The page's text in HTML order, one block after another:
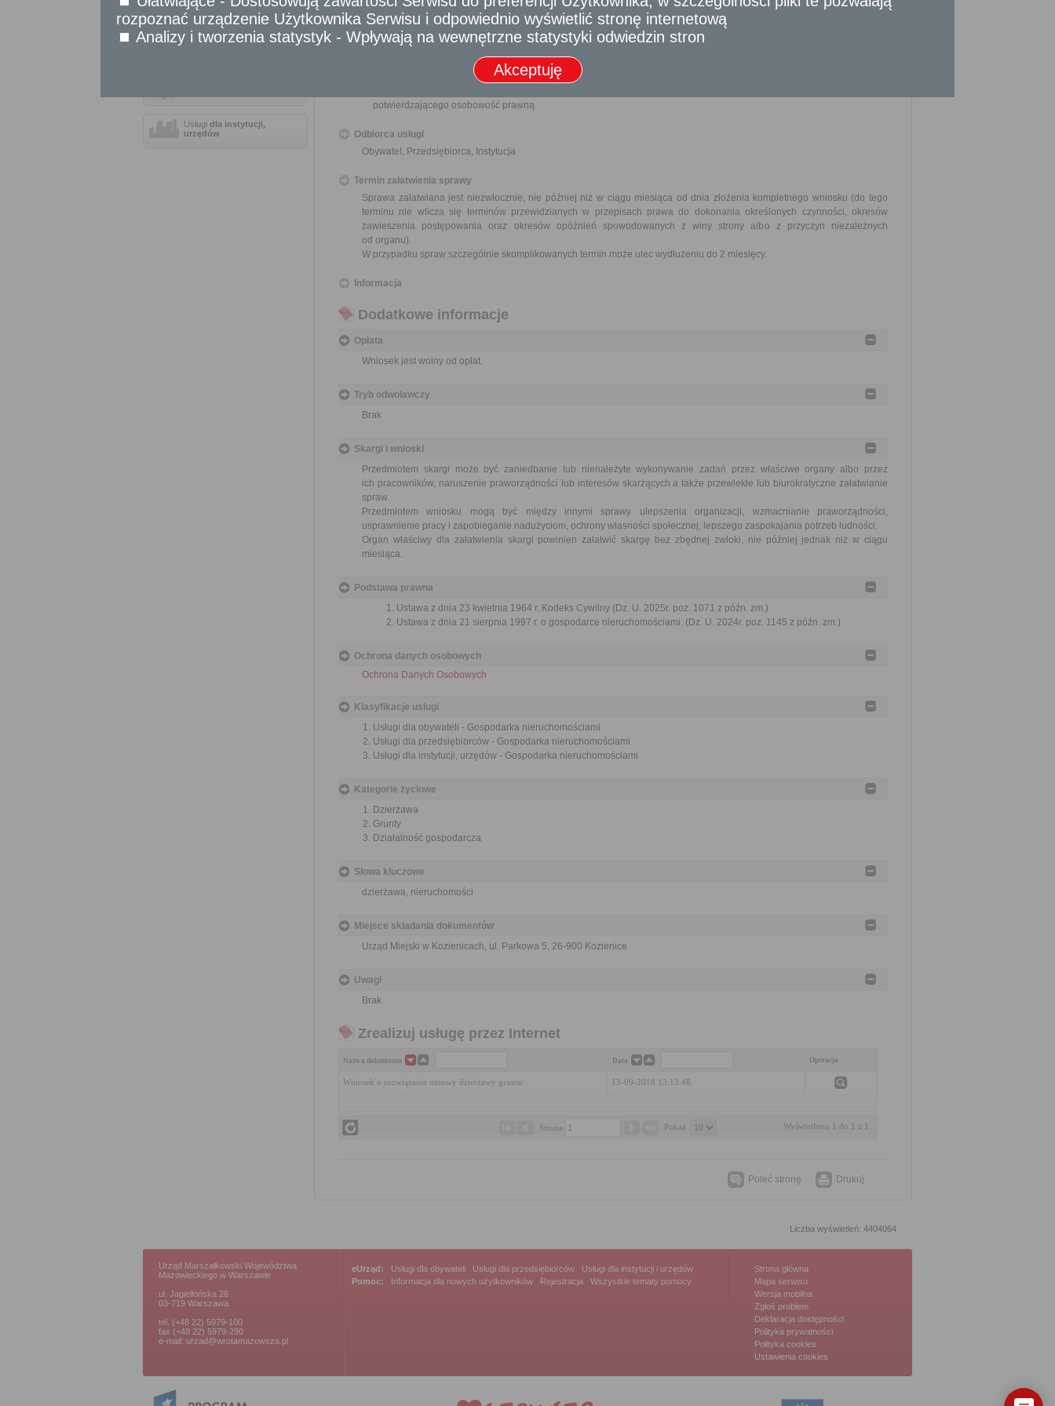
Sprawy komunikacyjne
Sprawy obywatelskie
Udostępnianie informacji publicznej
Usługi dla instytucji,
urzędów
Wniosek o rozwiązanie umowy dzierżawy przez upływem okresu na jaki została zawarta powinien zawierać
uzasadnienie/ Wypowiedzenie umowy dzierżawy (na zasadach określonych w umowie).
W przypadku spółki cywilnej do wniosku należy dołączyć kserokopię umowy.
W przypadku Partii politycznej do wniosku należy dołączyć - kserokopię wyciągu z księgi ewidencji partii politycznych.
W przypadku osób fizycznych do wniosku należy dołączyć dokument potwierdzający prowadzenie działalności
gospodarczej nie starszy niż 3 miesiące.
potwierdzającego osobowość prawną.
Odbiorca usługi
Obywatel, Przedsiębiorca, Instytucja
Termin załatwienia sprawy
Sprawa załatwiana jest niezwłocznie, nie później niż w ciągu miesiąca od dnia złożenia kompletnego wniosku (do tego
terminu nie wlicza się terminów przewidzianych w przepisach prawa do dokonania określonych czynności, okresów
zawieszenia postępowania oraz okresów opóźnień spowodowanych z winy strony albo z przyczyn niezależnych
od organu).
W przypadku spraw szczególnie skomplikowanych termin może ulec wydłużeniu do 2 miesięcy.
Informacja
Dodatkowe informacje
Opłata
Wniosek jest wolny od opłat.
Tryb odwoławczy
Brak
Skargi i wnioski
Przedmiotem skargi może być zaniedbanie lub nienależyte wykonywanie zadań przez właściwe organy albo przez
ich pracowników, naruszenie praworządności lub interesów skarżących a także przewlekłe lub biurokratyczne załatwianie
spraw.
Przedmiotem wniosku mogą być między innymi sprawy ulepszenia organizacji, wzmacnianie praworządności,
usprawnienie pracy i zapobieganie nadużyciom, ochrony własności społecznej, lepszego zaspokajania potrzeb ludności.
Organ właściwy dla załatwienia skargi powinien załatwić skargę bez zbędnej zwłoki, nie później jednak niż w ciągu
miesiąca.
Podstawa prawna
Ustawa z dnia 23 kwietnia 1964 r. Kodeks Cywilny (Dz. U. 2025r. poz. 1071 z późn. zm.)
Ustawa z dnia 21 sierpnia 1997 r. o gospodarce nieruchomościami. (Dz. U. 2024r. poz. 1145 z późn. zm.)
Ochrona danych osobowych
Ochrona Danych Osobowych
Klasyfikacje usługi
Usługi dla obywateli - Gospodarka nieruchomościami
Usługi dla przedsiębiorców - Gospodarka nieruchomościami
Usługi dla instytucji, urzędów - Gospodarka nieruchomościami
Kategorie życiowe
Dzierżawa
Grunty
Działalność gospodarcza
Słowa kluczowe
dzierżawa, nieruchomości
Miejsce składania dokumentów
Urząd Miejski w Kozienicach, ul. Parkowa 5, 26-900 Kozienice
Uwagi
Brak
Zrealizuj usługę przez Internet
Nazwa dokumentu Data Operacja
Wniosek o rozwiązanie umowy dzierżawy gruntu 13-09-2018 13:13:48
Strona Pokaż Wyświetlono 1 do 1 z 1
Poleć stronę Drukuj
Liczba wyświetleń: 4404064
Urząd Marszałkowski Województwa
Mazowieckiego w Warszawie
ul. Jagiellońska 26
03-719 Warszawa
tel. (+48 22) 5979-100
fax (+48 22) 5979-290
e-mail: urzad@wrotamazowsza.pl
eUrząd: Usługi dla obywateli Usługi dla przedsiębiorców
Usługi dla instytucji i urzędów
Pomoc:
Informacja dla nowych użytkowników Rejestracja |Wszystkie tematy pomocy
Strona główna
Mapa serwisu
Wersja mobilna
Zgłoś problem
Deklaracja dostępności
Polityka prywatności
Polityka cookies
Ustawienia cookies
rozpoznać urządzenie Użytkownika Serwisu i odpowiednio wyświetlić stronę internetową
Analizy i tworzenia statystyk - Wpływają na wewnętrzne statystyki odwiedzin stron
Akceptuję